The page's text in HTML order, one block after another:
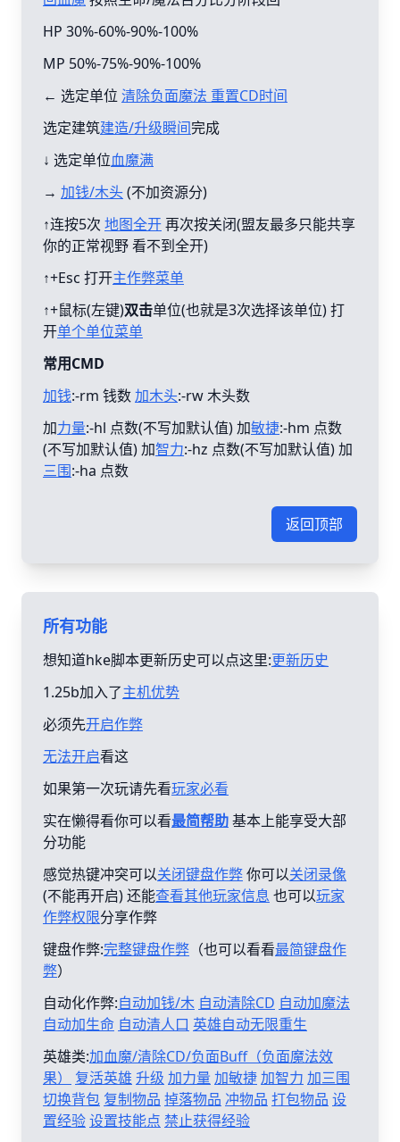
HP 30%-60%-90%-100%
MP 50%-75%-90%-100%
← 选定单位 清除负面魔法 重置CD时间
选定建筑建造/升级瞬间完成
↓ 选定单位血魔满
→ 加钱/木头(不加资源分)
↑连按5次 地图全开再次按关闭(盟友最多只能共享
你的正常视野 看不到全开)
↑+Esc 打开主作弊菜单
↑+鼠标(左键)双击单位(也就是3次选择该单位) 打
开单个单位菜单
常用CMD
加钱:-rm 钱数加木头:-rw 木头数
加力量:-hl 点数(不写加默认值) 加敏捷:-hm 点数
(不写加默认值) 加智力:-hz 点数(不写加默认值) 加
三围:-ha 点数
返回顶部
所有功能
想知道hke脚本更新历史可以点这里:更新历史
1.25b加入了主机优势
必须先开启作弊
无法开启看这
如果第一次玩请先看玩家必看
实在懒得看你可以看最简帮助基本上能享受大部
分功能
感觉热键冲突可以关闭键盘作弊你可以关闭录像
(不能再开启) 还能查看其他玩家信息 也可以玩家
作弊权限分享作弊
键盘作弊:完整键盘作弊 （也可以看看最简键盘作
弊）
自动化作弊:自动加钱/木 自动清除CD 自动加魔法
自动加生命 自动清人口 英雄自动无限重生
英雄类:加血魔/清除CD/负面Buff（负面魔法效
果）
复活英雄 升级 加力量 加敏捷加智力 加三围
切换背包 复制物品 掉落物品 冲物品 打包物品 设
置经验设置技能点 禁止获得经验